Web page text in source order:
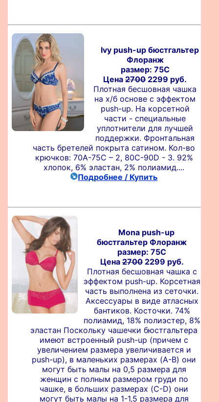
Ivy push-up бюстгальтер
Флоранж
размер: 75C
Цена27002299 руб.
Плотная бесшовная чашка
на х/б основе с эффектом
push-up. На корсетной
части - специальные
уплотнители для лучшей
поддержки. Фронтальная
часть бретелей покрыта сатином. Кол-во
крючков: 70A-75С – 2, 80C-90D - 3. 92%
хлопок, 6% эластан, 2% полиамид....
Подробнее / Купить
Mona push-up
бюстгальтер Флоранж
размер: 75C
Цена27002299 руб.
Плотная бесшовная чашка с
эффектом push-up. Корсетная
часть выполнена из сеточки.
Аксессуары в виде атласных
бантиков. Косточки. 74%
полиамид, 18% полиэстер, 8%
эластан Поскольку чашечки бюстгальтера
имеют встроенный push-up (причем с
увеличением размера увеличивается и
push-up), в маленьких размерах (A-B) они
могут быть малы на 0,5 размера для
женщин с полным размером груди по
чашке, в больших размерах (C-D) они
могут быть малы на 1-1,5 размера для